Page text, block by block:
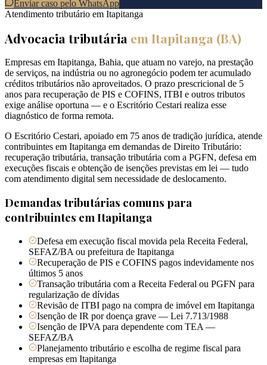
Enviar caso pelo WhatsApp
Atendimento tributário em Itapitanga
Advocacia tributária em Itapitanga (BA)
Empresas em Itapitanga, Bahia, que atuam no varejo, na prestação
de serviços, na indústria ou no agronegócio podem ter acumulado
créditos tributários não aproveitados. O prazo prescricional de 5
anos para recuperação de PIS e COFINS, ITBI e outros tributos
exige análise oportuna — e o Escritório Cestari realiza esse
diagnóstico de forma remota.
O Escritório Cestari, apoiado em 75 anos de tradição jurídica, atende
contribuintes em Itapitanga em demandas de Direito Tributário:
recuperação tributária, transação tributária com a PGFN, defesa em
execuções fiscais e obtenção de isenções previstas em lei — tudo
com atendimento digital sem necessidade de deslocamento.
Demandas tributárias comuns para
contribuintes emItapitanga
Defesa em execução fiscal movida pela Receita Federal,
SEFAZ/BA ou prefeitura de Itapitanga
Recuperação de PIS e COFINS pagos indevidamente nos
últimos 5 anos
Transação tributária com a Receita Federal ou PGFN para
regularização de dívidas
Revisão de ITBI pago na compra de imóvel em Itapitanga
Isenção de IR por doença grave — Lei 7.713/1988
Isenção de IPVA para dependente com TEA —
SEFAZ/BA
Planejamento tributário e escolha de regime fiscal para
empresas em Itapitanga